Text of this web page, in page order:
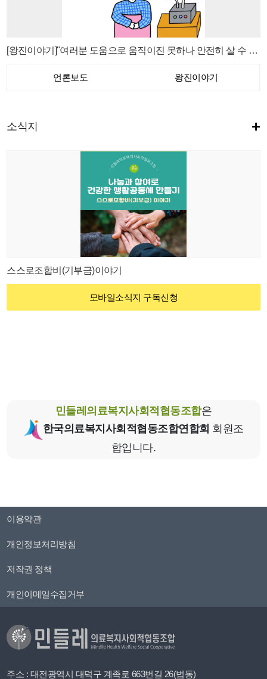
[왕진이야기]"여러분 도움으로 움직이진 못하나 안전히 살 수 있게 됐어요"
언론보도 왕진이야기
소식지 +
스스로조합비(기부금)이야기
모바일소식지 구독신청
민들레의료복지사회적협동조합은
한국의료복지사회적협동조합연합회 회원조
합입니다.
이용약관
개인정보처리방침
저작권 정책
개인이메일수집거부
주소 : 대전광역시 대덕구 계족로 663번길 26(법동)